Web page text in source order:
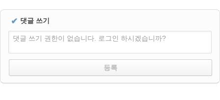
✔ 댓글 쓰기
댓글 쓰기 권한이 없습니다. 로그인 하시겠습니까?